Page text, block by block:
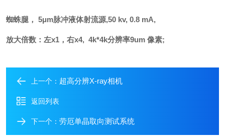
蜘蛛腿， 5μm脉冲液体射流源,50 kv, 0.8 mA,
放大倍数：左x1 ，右x4, 4k*4k分辨率9um 像素;
上一个： 超高分辨X-ray相机
返回列表
下一个： 劳厄单晶取向测试系统